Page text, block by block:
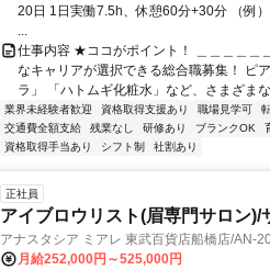
20日 1日実働7.5h、休憩60分+30分 （例
...
仕事内容 ★ココがポイント！ ＿＿＿＿＿
なキャリアが選択できる総合職募集！ ピ
ラ」 「ハトムギ化粧水」など、さまざま
業界未経験者歓迎 資格取得支援あり 職場見学可
交通費全額支給
残業なし 研修あり ブランクOK
資格取得手当あり
シフト制 社割あり
正社員
アイブロウリスト(眉専門サロン)/
アナスタシア ミアレ 東武百貨店船橋店/AN-
月給252,000円～525,000円